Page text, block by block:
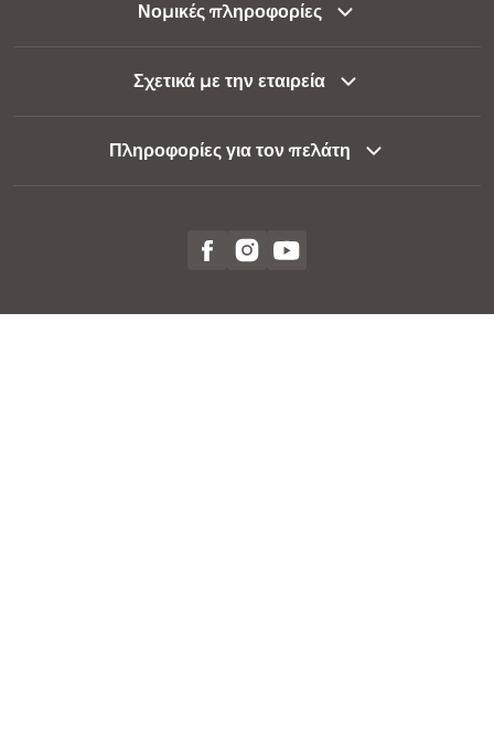
Νομικές πληροφορίες
Σχετικά με την εταιρεία
Πληροφορίες για τον πελάτη